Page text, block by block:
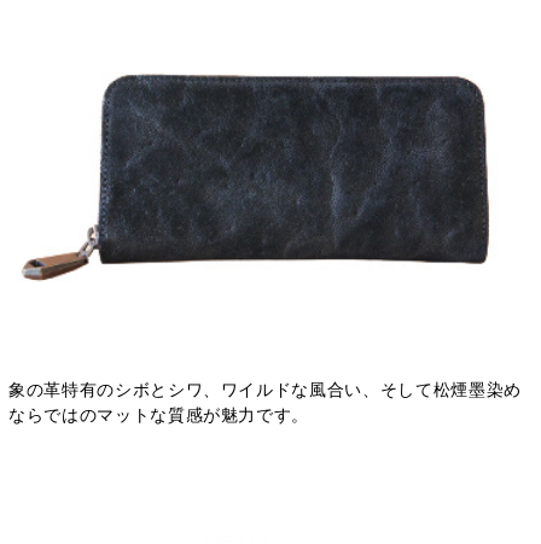
象の革特有のシボとシワ、ワイルドな風合い、そして松煙墨染め
ならではのマットな質感が魅力です。